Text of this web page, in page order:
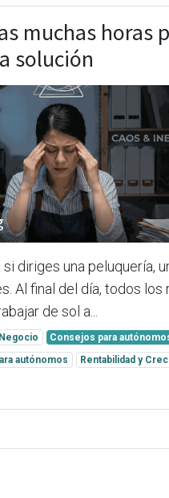
muchas horas
solución
diriges una peluquería,
Al final del día, todos
de sol a...
Consejos para
autónomos
Rentabilidad y